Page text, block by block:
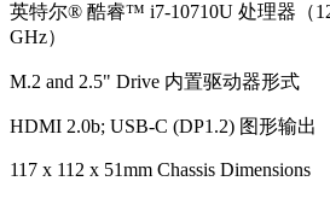
英特尔® 酷睿™ i7-10710U 处理器（
GHz）
M.2 and 2.5" Drive 内置驱动器形式
HDMI 2.0b; USB-C (DP1.2) 图形输出
117 x 112 x 51mm Chassis Dimensions